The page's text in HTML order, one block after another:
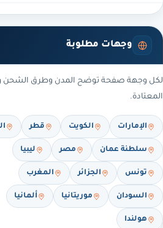
وجهات مطلوبة
لكل وجهة صفحة توضح المدن وطرق الشحن
المعتادة.
الإمارات الكويت قطر
سلطنة عمان مصر ليبيا
تونس الجزائر المغرب
السودان موريتانيا ألمانيا
هولندا